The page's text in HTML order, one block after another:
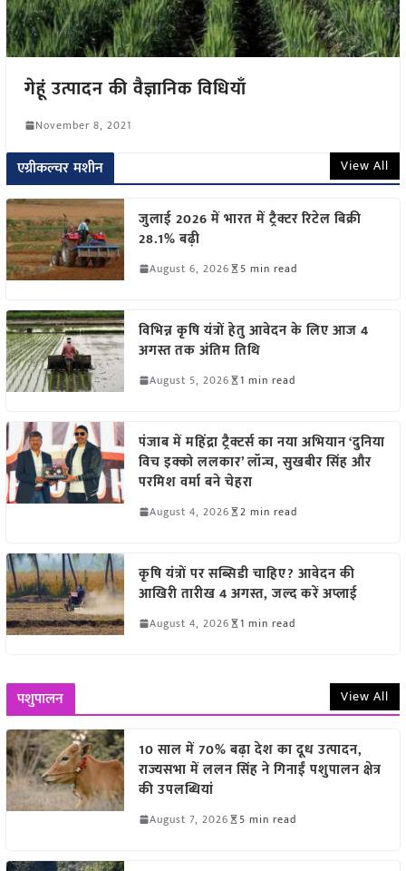
गेहूं उत्पादन की वैज्ञानिक विधियाँ
November 8, 2021
एग्रीकल्चर मशीन View All
जुलाई 2026 में भारत में ट्रैक्टर रिटेल बिक्री
28.1% बढ़ी
August 6, 2026 5 min read
विभिन्न कृषि यंत्रों हेतु आवेदन के लिए आज 4
अगस्त तक अंतिम तिथि
August 5, 2026 1 min read
पंजाब में महिंद्रा ट्रैक्टर्स का नया अभियान ‘दुनिया
विच इक्को ललकार’ लॉन्च, सुखबीर सिंह और
परमिश वर्मा बने चेहरा
August 4, 2026 2 min read
कृषि यंत्रों पर सब्सिडी चाहिए? आवेदन की
आखिरी तारीख 4 अगस्त, जल्द करें अप्लाई
August 4, 2026 1 min read
पशुपालन View All
10 साल में 70% बढ़ा देश का दूध उत्पादन,
राज्यसभा में ललन सिंह ने गिनाईं पशुपालन क्षेत्र
की उपलब्धियां
August 7, 2026 5 min read